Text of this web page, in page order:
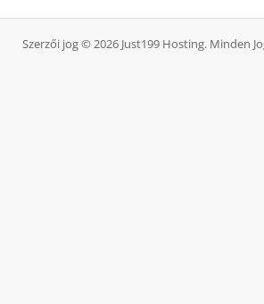
Szerzői jog © 2026 Just199 Hosting. Minden